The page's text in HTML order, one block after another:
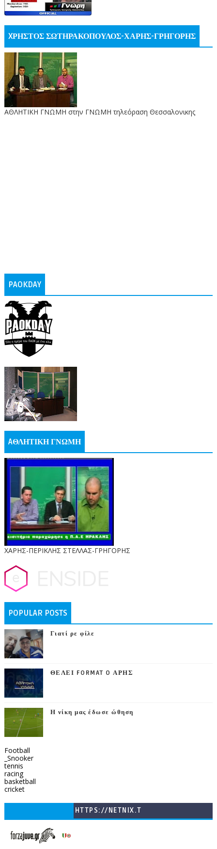
XΡΗΣΤΟΣ ΣΩΤΗΡΑΚΟΠΟΥΛΟΣ-ΧΑΡΗΣ-ΓΡΗΓΟΡΗΣ
ΑΘΛΗΤΙΚΗ ΓΝΩΜΗ στην ΓΝΩΜΗ τηλεόραση Θεσσαλονικης
PAOKDAY
AΘΛΗΤΙΚΗ ΓΝΩΜΗ
ΧΑΡΗΣ-ΠΕΡΙΚΛΗΣ ΣΤΕΛΛΑΣ-ΓΡΗΓΟΡΗΣ
POPULAR POSTS
Γιατί ρε φίλε
ΘΕΛΕΙ FORMAT O ΑΡΗΣ
Η νίκη μας έδωσε ώθηση
Football
_Snooker
tennis
racing
basketball
cricket
HTTPS://NETNIX.T